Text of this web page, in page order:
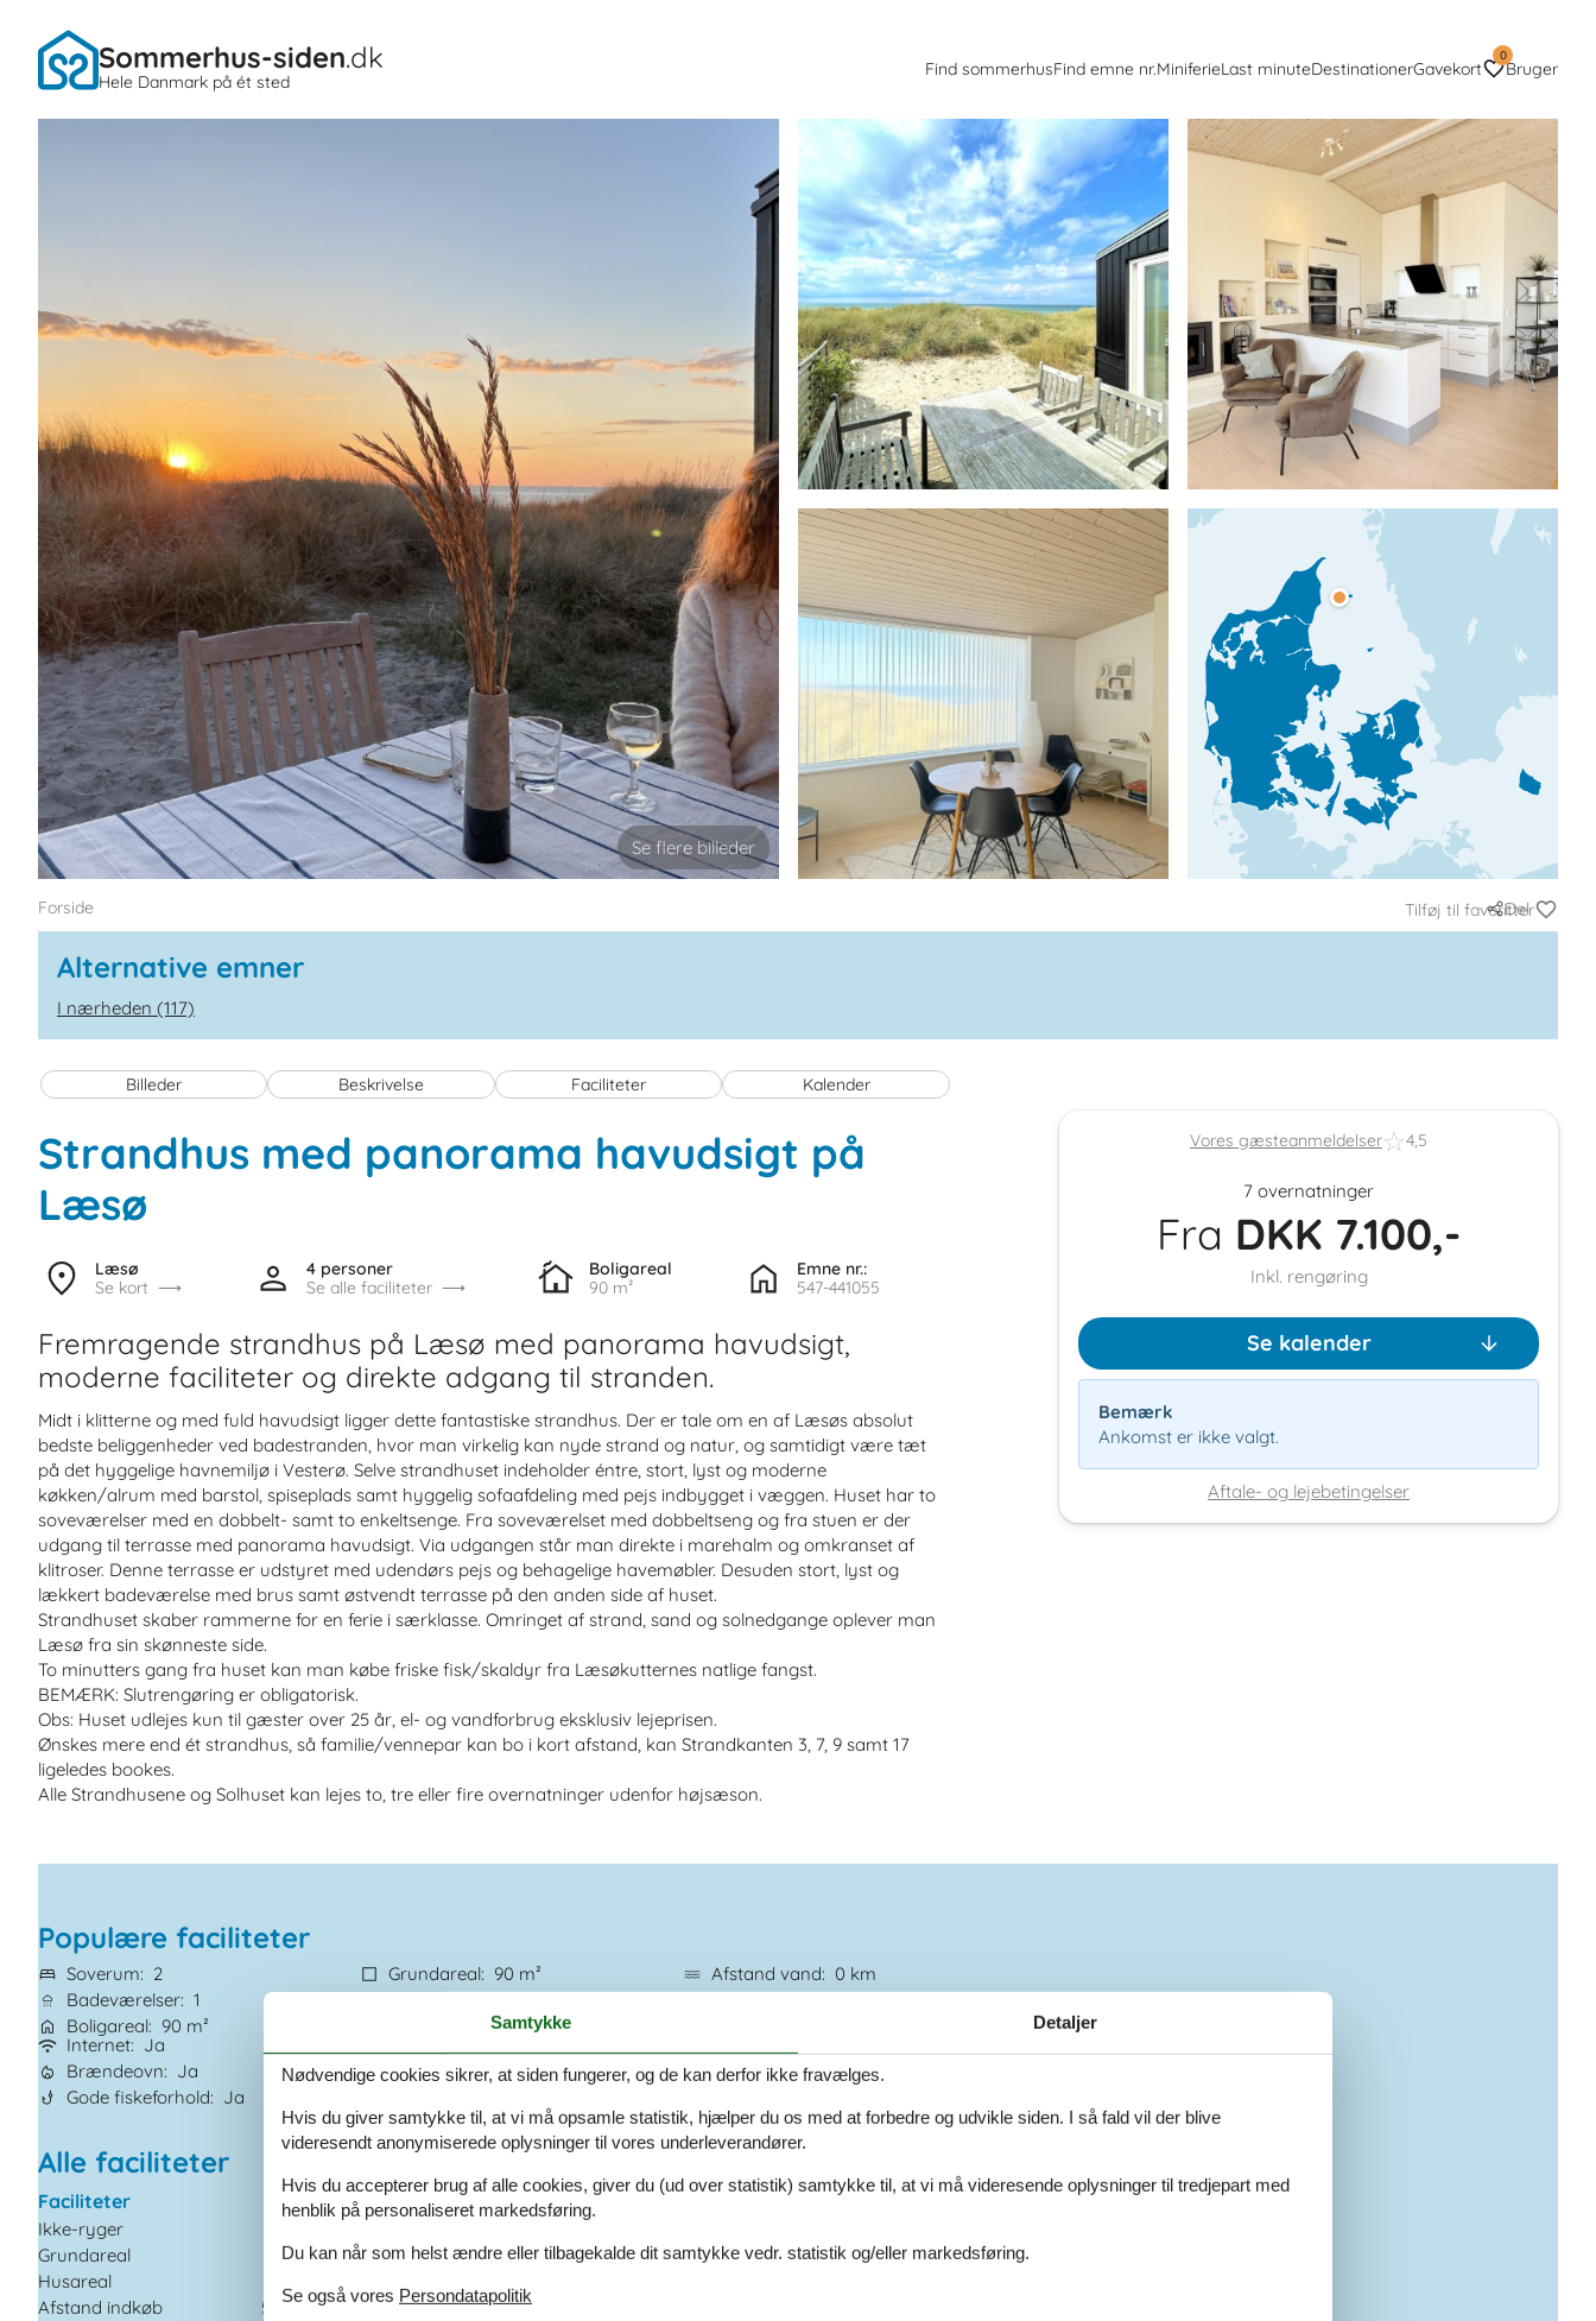
Sommerhus-siden.dk
Hele Danmark på ét sted
Find sommerhusFind emne nr.MiniferieLast minuteDestinationerGavekort
0
Bruger
Forside Tilføj til favoritter
Del
Alternative emner
I nærheden (117)
Billeder Beskrivelse Faciliteter Kalender
Strandhus med panorama havudsigt på
Læsø
Læsø
Se kort
4 personer
Se alle faciliteter
Boligareal
90 m²
Emne nr.:
547-441055
Fremragende strandhus på Læsø med panorama havudsigt,
moderne faciliteter og direkte adgang til stranden.
Midt i klitterne og med fuld havudsigt ligger dette fantastiske strandhus. Der er tale om en af Læsøs absolut
bedste beliggenheder ved badestranden, hvor man virkelig kan nyde strand og natur, og samtidigt være tæt
på det hyggelige havnemiljø i Vesterø. Selve strandhuset indeholder éntre, stort, lyst og moderne
køkken/alrum med barstol, spiseplads samt hyggelig sofaafdeling med pejs indbygget i væggen. Huset har to
soveværelser med en dobbelt- samt to enkeltsenge. Fra soveværelset med dobbeltseng og fra stuen er der
udgang til terrasse med panorama havudsigt. Via udgangen står man direkte i marehalm og omkranset af
klitroser. Denne terrasse er udstyret med udendørs pejs og behagelige havemøbler. Desuden stort, lyst og
lækkert badeværelse med brus samt østvendt terrasse på den anden side af huset.
Strandhuset skaber rammerne for en ferie i særklasse. Omringet af strand, sand og solnedgange oplever man
Læsø fra sin skønneste side.
To minutters gang fra huset kan man købe friske fisk/skaldyr fra Læsøkutternes natlige fangst.
BEMÆRK: Slutrengøring er obligatorisk.
Obs: Huset udlejes kun til gæster over 25 år, el- og vandforbrug eksklusiv lejeprisen.
Ønskes mere end ét strandhus, så familie/vennepar kan bo i kort afstand, kan Strandkanten 3, 7, 9 samt 17
ligeledes bookes.
Alle Strandhusene og Solhuset kan lejes to, tre eller fire overnatninger udenfor højsæson.
Populære faciliteter
Soverum
2
Badeværelser 1
Boligareal
90 m²
Grundareal
90 m²
Tilbyder miniferie Nej
Afstand vand
0 km
Internet
Ja
Brændeovn
Ja
Gode fiskeforhold
Ja
Vaskemaskine Ja
Ikkeryger
Ja
Alle faciliteter
Faciliteter
Ikke-ryger
Grundareal
90
Husareal
Afstand indkøb
50 m
Vores gæsteanmeldelser 4,5
7 overnatninger
Fra DKK 7.100,-
Inkl. rengøring
Se kalender
Bemærk
Ankomst er ikke valgt.
Aftale- og lejebetingelser
Samtykke Detaljer
Nødvendige cookies sikrer, at siden fungerer, og de kan derfor ikke fravælges.
Hvis du giver samtykke til, at vi må opsamle statistik, hjælper du os med at forbedre og udvikle siden. I så fald vil der blive
videresendt anonymiserede oplysninger til vores underleverandører.
Hvis du accepterer brug af alle cookies, giver du (ud over statistik) samtykke til, at vi må videresende oplysninger til tredjepart med
henblik på personaliseret markedsføring.
Du kan når som helst ændre eller tilbagekalde dit samtykke vedr. statistik og/eller markedsføring.
Se også vores Persondatapolitik